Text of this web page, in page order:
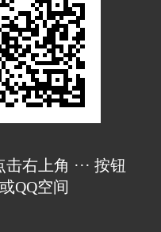
右上角 ··· 按钮
QQ空间